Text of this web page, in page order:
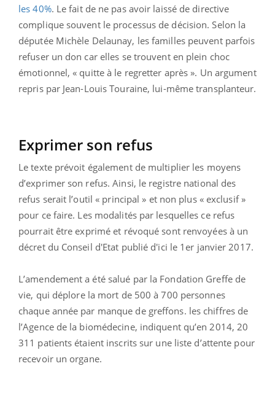
les 40%. Le fait de ne pas avoir laissé de directive
complique souvent le processus de décision. Selon la
députée Michèle Delaunay, les familles peuvent parfois
refuser un don car elles se trouvent en plein choc
émotionnel, « quitte à le regretter après ». Un argument
repris par Jean-Louis Touraine, lui-même transplanteur.
Exprimer son refus
Le texte prévoit également de multiplier les moyens
d’exprimer son refus. Ainsi, le registre national des
refus serait l’outil « principal » et non plus « exclusif »
pour ce faire. Les modalités par lesquelles ce refus
pourrait être exprimé et révoqué sont renvoyées à un
décret du Conseil d'Etat publié d'ici le 1er janvier 2017.
L’amendement a été salué par la Fondation Greffe de
vie, qui déplore la mort de 500 à 700 personnes
chaque année par manque de greffons. les chiffres de
l’Agence de la biomédecine, indiquent qu’en 2014, 20
311 patients étaient inscrits sur une liste d’attente pour
recevoir un organe.